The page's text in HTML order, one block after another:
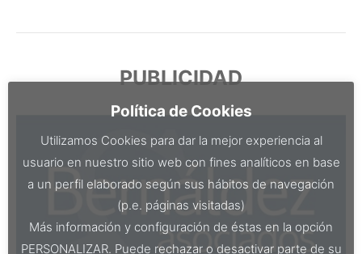
PUBLICIDAD
Política de Cookies
Utilizamos Cookies para dar la mejor experiencia al
usuario en nuestro sitio web con fines analíticos en base
a un perfil elaborado según sus hábitos de navegación
(p.e. páginas visitadas)
Más información y configuración de éstas en la opción
PERSONALIZAR. Puede rechazar o desactivar parte de su